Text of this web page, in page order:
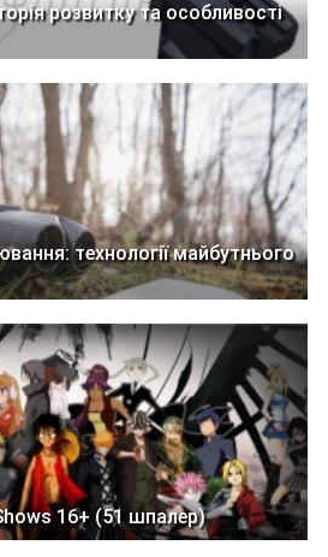
розвитку та особливості
технології майбутнього
16+ (51 шпалер)